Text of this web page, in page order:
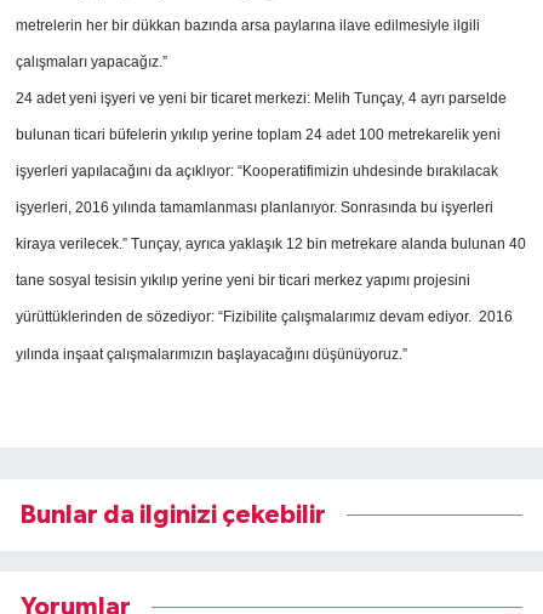
metrelerin her bir dükkan bazında arsa paylarına ilave edilmesiyle ilgili
çalışmaları yapacağız.”
24 adet yeni işyeri ve yeni bir ticaret merkezi: Melih Tunçay, 4 ayrı parselde
bulunan ticari büfelerin yıkılıp yerine toplam 24 adet 100 metrekarelik yeni
işyerleri yapılacağını da açıklıyor: “Kooperatifimizin uhdesinde bırakılacak
işyerleri, 2016 yılında tamamlanması planlanıyor. Sonrasında bu işyerleri
kiraya verilecek.” Tunçay, ayrıca yaklaşık 12 bin metrekare alanda bulunan 40
tane sosyal tesisin yıkılıp yerine yeni bir ticari merkez yapımı projesini
yürüttüklerinden de sözediyor: “Fizibilite çalışmalarımız devam ediyor. 2016
yılında inşaat çalışmalarımızın başlayacağını düşünüyoruz.”
Bunlar da ilginizi çekebilir
Yorumlar